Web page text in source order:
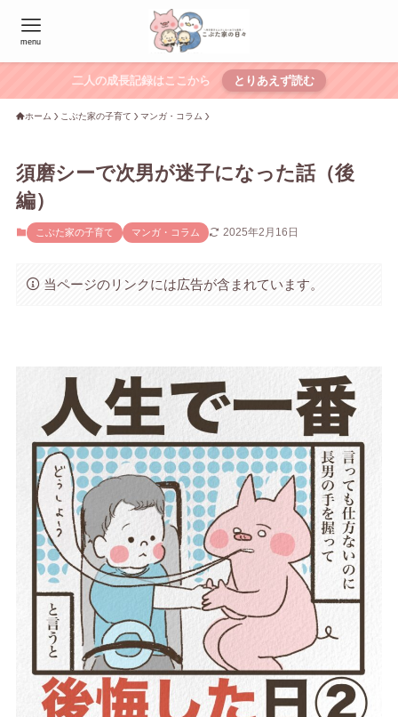
menu
二人の成長記録はここから とりあえず読む
ホーム こぶた家の子育て マンガ・コラム
須磨シーで次男が迷子になった話（後
編）
こぶた家の子育て マンガ・コラム 2025年2月16日
当ページのリンクには広告が含まれています。